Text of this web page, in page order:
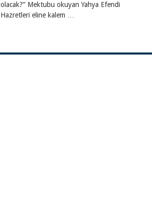
olacak?” Mektubu okuyan Yahya Efendi
Hazretleri eline kalem …